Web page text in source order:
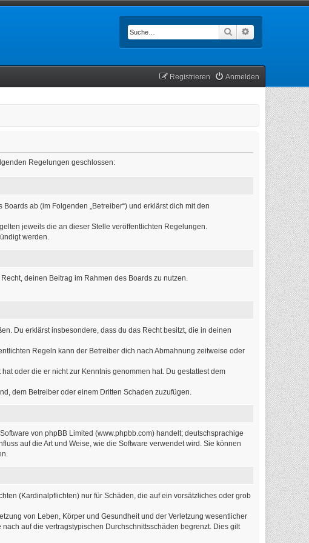
Suche
Anmelden
Registrieren
Regelungen geschlossen:
ab (im Folgenden „Betreiber“) und erklärst dich mit den
jeweils die an dieser Stelle veröffentlichten Regelungen.
werden.
deinen Beitrag im Rahmen des Boards zu nutzen.
Du erklärst insbesondere, dass du das Recht besitzt, die in deinen
Regeln kann der Betreiber dich nach Abmahnung zeitweise oder
oder die er nicht zur Kenntnis genommen hat. Du gestattest dem
dem Betreiber oder einem Dritten Schaden zuzufügen.
von phpBB Limited (www.phpbb.com) handelt; deutschsprachige
auf die Art und Weise, wie die Software verwendet wird. Sie können
(Kardinalpflichten) nur für Schäden, die auf ein vorsätzliches oder grob
von Leben, Körper und Gesundheit und der Verletzung wesentlicher
auf die vertragstypischen Durchschnittsschäden begrenzt. Dies gilt